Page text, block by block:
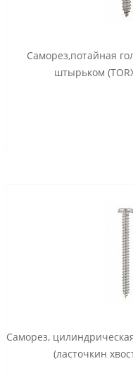
Саморез,потайная
штырьком
Саморез,
(ласточкин